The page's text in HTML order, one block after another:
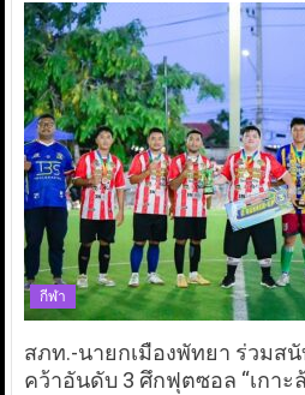
กีฬา
สภท.-นายกเมืองพัทยา ร่วมส
คว้าอันดับ 3 ศึกฟุตซอล “เกาะ